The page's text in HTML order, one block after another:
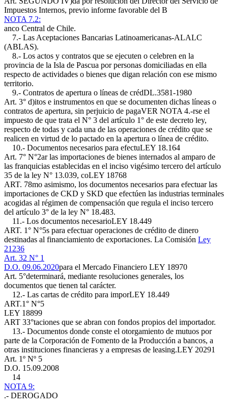
Impuestos Internos, previo informe favorable del B
NOTA 7.2:
anco Central de Chile.
7.- Las Aceptaciones Bancarias Latinoamericanas-ALALC
(ABLAS).
8.- Los actos y contratos que se ejecuten o celebren en la
provincia de la Isla de Pascua por personas domiciliadas en ella
respecto de actividades o bienes que digan relación con ese mismo
territorio.
9.- Contratos de apertura o líneas de crédDL.3581-1980
Art. 3° d)itos e instrumentos en que se documenten dichas líneas o
contratos de apertura, sin perjuicio de pagaVER NOTA 4.-rse el
impuesto de que trata el N° 3 del artículo 1° de este decreto ley,
respecto de todas y cada una de las operaciones de crédito que se
realicen en virtud de lo pactado en la apertura o línea de crédito.
10.- Documentos necesarios para efectuLEY 18.164
Art. 7° N°2ar las importaciones de bienes internados al amparo de
las franquicias establecidas en el inciso vigésimo tercero del artículo
35 de la ley N° 13.039, coLEY 18768
ART. 78mo asimismo, los documentos necesarios para efectuar las
importaciones de CKD y SKD que efectúen las industrias terminales
acogidas al régimen de compensación que regula el inciso tercero
del artículo 3° de la ley N° 18.483.
11.- Los documentos necesarioLEY 18.449
ART. 1° N°5s para efectuar operaciones de crédito de dinero
destinadas al financiamiento de exportaciones. La Comisión Ley
21236
Art. 32 N° 1
D.O. 09.06.2020para el Mercado Financiero LEY 18970
Art. 5°determinará, mediante resoluciones generales, los
documentos que tienen tal carácter.
12.- Las cartas de crédito para imporLEY 18.449
ART.1° N°5
LEY 18899
ART 33°taciones que se abran con fondos propios del importador.
13.- Documentos donde conste el otorgamiento de mutuos por
parte de la Corporación de Fomento de la Producción a bancos, a
otras instituciones financieras y a empresas de leasing.LEY 20291
Art. 1º Nº 5
D.O. 15.09.2008
14
NOTA 9:
.- DEROGADO